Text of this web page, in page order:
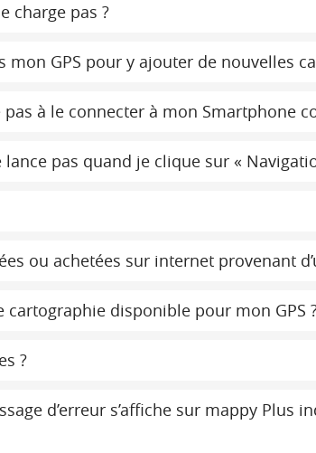
charge pas ?
mon GPS pour y ajouter de nouvelles
à le connecter à mon Smartphone
pas quand je clique sur «
ou achetées sur internet provenant
disponible pour mon GPS
?
d’erreur s’affiche sur mappy Plus